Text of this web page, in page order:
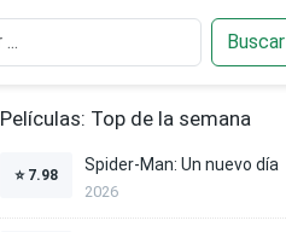
Buscar
Películas: Top de la semana
⭐ 7.98
Spider-Man: Un nuevo día
2026